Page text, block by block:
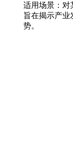
适用场景：对
旨在揭示产
势。